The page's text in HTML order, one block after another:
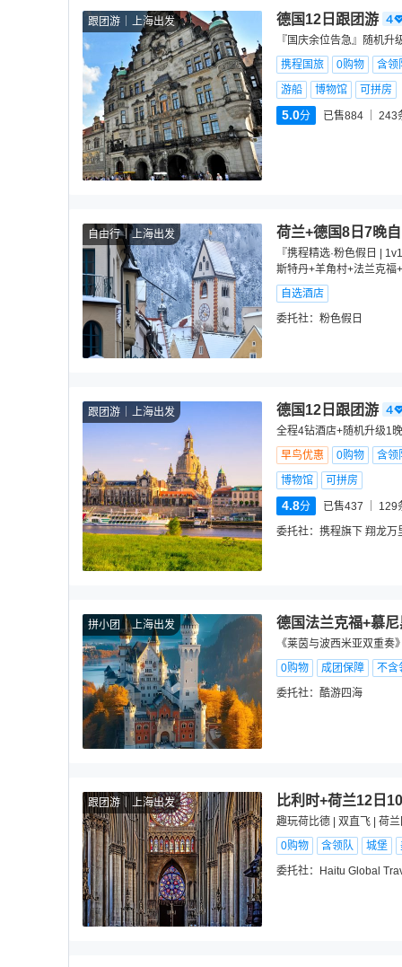
跟团游 上海出发 德国12日跟团游
『国庆余位告急』随机
携程国旅
0购物
含领
游船
博物馆 可拼房
5.0分 已售884 243
自由行 上海出发 荷兰+德国8日7晚
『携程精选·粉色假日 |
斯特丹+羊角村+法兰克福
自选酒店
委托社： 粉色假日
跟团游 上海出发 德国12日跟团游
全程4钻酒店+随机升级1
早鸟优惠
0购物
含领
博物馆
可拼房
4.8分 已售437 129
委托社： 携程旗下 翔龙万
拼小团 上海出发 德国法兰克福+慕
《莱茵与波西米亚双重奏
0购物
成团保障
不含
委托社： 酷游四海
跟团游 上海出发 比利时+荷兰12日
趣玩荷比德 | 双直飞 | 荷
0购物
含领队 城堡
委托社：
Haitu Global